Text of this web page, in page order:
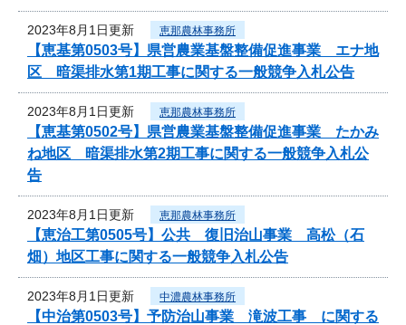
2023年8月1日更新 恵那農林事務所
【恵基第0503号】県営農業基盤整備促進事業 エナ地
区 暗渠排水第1期工事に関する一般競争入札公告
2023年8月1日更新 恵那農林事務所
【恵基第0502号】県営農業基盤整備促進事業 たかみ
ね地区 暗渠排水第2期工事に関する一般競争入札公
告
2023年8月1日更新 恵那農林事務所
【恵治工第0505号】公共 復旧治山事業 高松（石
畑）地区工事に関する一般競争入札公告
2023年8月1日更新 中濃農林事務所
【中治第0503号】予防治山事業 滝波工事 に関する